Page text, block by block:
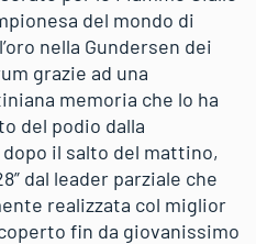
del mondo di
nella Gundersen dei
grazie ad una
memoria che lo ha
del podio dalla
il salto del mattino,
dal leader parziale che
realizzata col miglior
fin da giovanissimo